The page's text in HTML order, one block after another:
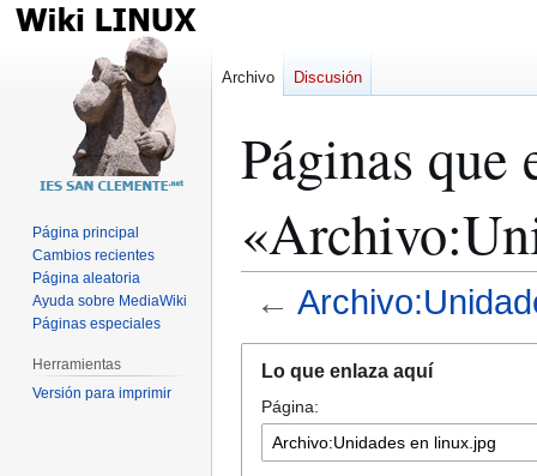
Páginas que
←
navegación
búsqueda
Lo que enlaza aquí
Página:
Archivo Discusión
Página principal
Cambios recientes
Página aleatoria
Ayuda sobre MediaWiki
Páginas especiales
Herramientas
Versión para imprimir